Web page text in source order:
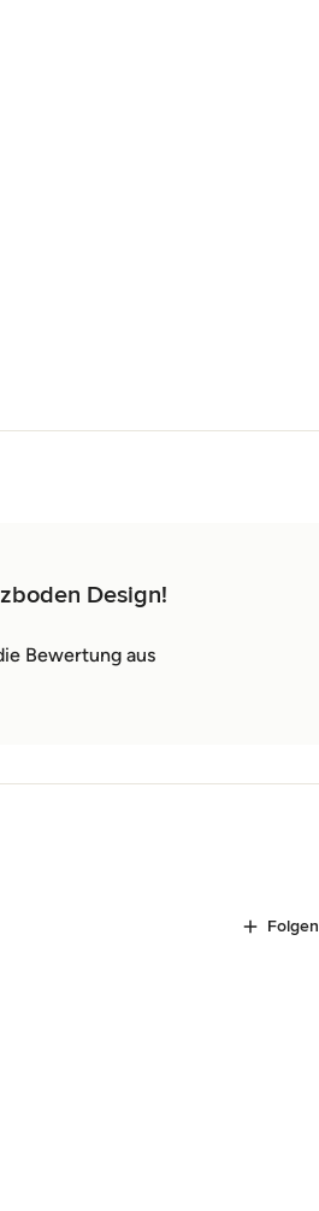
Design!
Bewertung aus
Folgen